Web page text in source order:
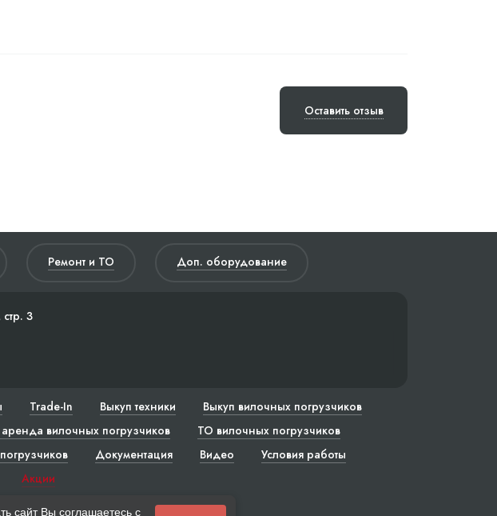
Оставить отзыв
Ремонт и ТО Доп. оборудование
3
Trade-In Выкуп техники
Выкуп вилочных погрузчиков
вилочных погрузчиков
ТО вилочных погрузчиков
Документация Видео
Условия работы
Акции
сайт Вы соглашаетесь с